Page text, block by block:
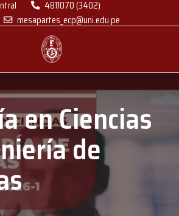
4811070 (3402)
mesapartes_ecp@uni.edu.pe
en Ciencias
de